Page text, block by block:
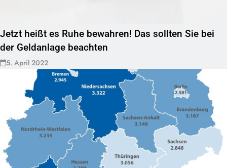
Jetzt heißt es Ruhe bewahren! Das sollten Sie bei
der Geldanlage beachten
5. April 2022